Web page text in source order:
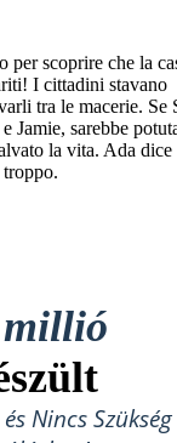
per scoprire che la
I cittadini stavano
tra le macerie. Se
Jamie, sarebbe
la vita. Ada dice
troppo.
Nincs Szükség